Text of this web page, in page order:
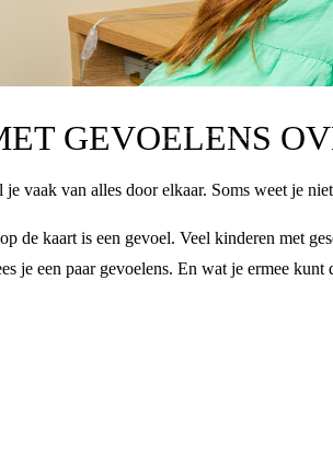
GEVOELENS
je vaak van alles door elkaar. Soms weet je
de kaart is een gevoel. Veel kinderen met
je een paar gevoelens. En wat je ermee